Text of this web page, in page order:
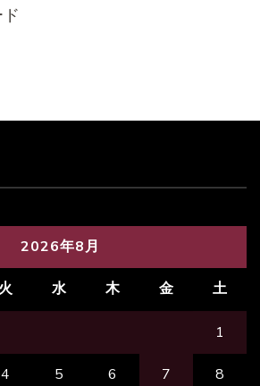
2026年8月
水 木 金 土
1
4 5 6 7 8